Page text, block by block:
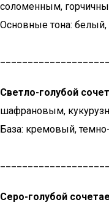
соломенным,
Основные тона:
Светло-голубой
шафрановым,
База: кремовый,
Серо-голубой